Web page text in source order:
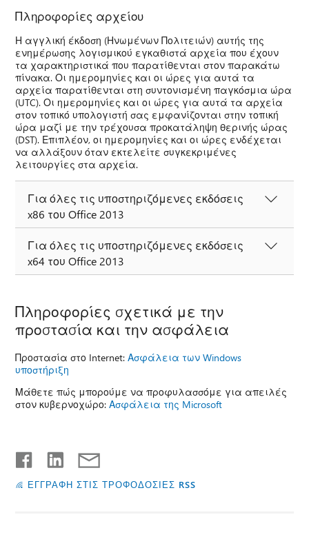
Πληροφορίες αρχείου
Η αγγλική έκδοση (Ηνωμένων Πολιτειών) αυτής της
ενημέρωσης λογισμικού εγκαθιστά αρχεία που έχουν
τα χαρακτηριστικά που παρατίθενται στον παρακάτω
πίνακα. Οι ημερομηνίες και οι ώρες για αυτά τα
αρχεία παρατίθενται στη συντονισμένη παγκόσμια ώρα
(UTC). Οι ημερομηνίες και οι ώρες για αυτά τα αρχεία
στον τοπικό υπολογιστή σας εμφανίζονται στην τοπική
ώρα μαζί με την τρέχουσα προκατάληψη θερινής ώρας
(DST). Επιπλέον, οι ημερομηνίες και οι ώρες ενδέχεται
να αλλάξουν όταν εκτελείτε συγκεκριμένες
λειτουργίες στα αρχεία.
Για όλες τις υποστηριζόμενες εκδόσεις
x86 του Office 2013
Για όλες τις υποστηριζόμενες εκδόσεις
x64 του Office 2013
Πληροφορίες σχετικά με την
προστασία και την ασφάλεια
Προστασία στο Internet:Ασφάλεια των Windows
υποστήριξη
Μάθετε πώς μπορούμε να προφυλασσόμε για απειλές
στον κυβερνοχώρο:Ασφάλεια της Microsoft
ΕΓΓΡΑΦΗ ΣΤΙΣ ΤΡΟΦΟΔΟΣΙΕΣ RSS